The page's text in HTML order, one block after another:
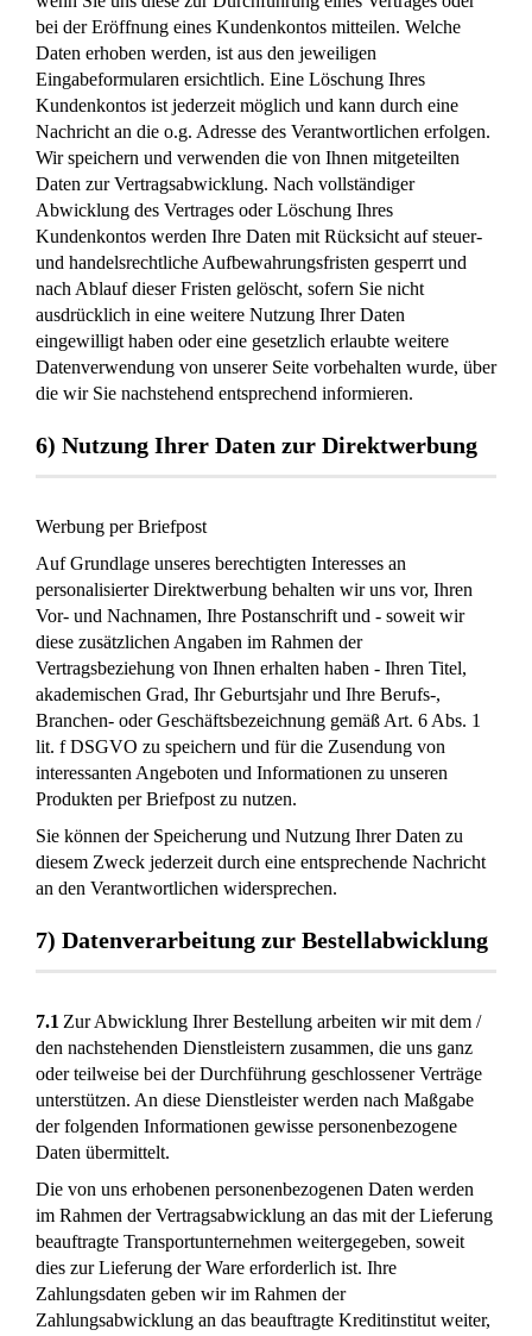
bei der Eröffnung eines Kundenkontos mitteilen. Welche
Daten erhoben werden, ist aus den jeweiligen
Eingabeformularen ersichtlich. Eine Löschung Ihres
Kundenkontos ist jederzeit möglich und kann durch eine
Nachricht an die o.g. Adresse des Verantwortlichen erfolgen.
Wir speichern und verwenden die von Ihnen mitgeteilten
Daten zur Vertragsabwicklung. Nach vollständiger
Abwicklung des Vertrages oder Löschung Ihres
Kundenkontos werden Ihre Daten mit Rücksicht auf steuer-
und handelsrechtliche Aufbewahrungsfristen gesperrt und
nach Ablauf dieser Fristen gelöscht, sofern Sie nicht
ausdrücklich in eine weitere Nutzung Ihrer Daten
eingewilligt haben oder eine gesetzlich erlaubte weitere
Datenverwendung von unserer Seite vorbehalten wurde, über
die wir Sie nachstehend entsprechend informieren.
6) Nutzung Ihrer Daten zur Direktwerbung
Werbung per Briefpost
Auf Grundlage unseres berechtigten Interesses an
personalisierter Direktwerbung behalten wir uns vor, Ihren
Vor- und Nachnamen, Ihre Postanschrift und - soweit wir
diese zusätzlichen Angaben im Rahmen der
Vertragsbeziehung von Ihnen erhalten haben - Ihren Titel,
akademischen Grad, Ihr Geburtsjahr und Ihre Berufs-,
Branchen- oder Geschäftsbezeichnung gemäß Art. 6 Abs. 1
lit. f DSGVO zu speichern und für die Zusendung von
interessanten Angeboten und Informationen zu unseren
Produkten per Briefpost zu nutzen.
Sie können der Speicherung und Nutzung Ihrer Daten zu
diesem Zweck jederzeit durch eine entsprechende Nachricht
an den Verantwortlichen widersprechen.
7) Datenverarbeitung zur Bestellabwicklung
7.1 Zur Abwicklung Ihrer Bestellung arbeiten wir mit dem /
den nachstehenden Dienstleistern zusammen, die uns ganz
oder teilweise bei der Durchführung geschlossener Verträge
unterstützen. An diese Dienstleister werden nach Maßgabe
der folgenden Informationen gewisse personenbezogene
Daten übermittelt.
Die von uns erhobenen personenbezogenen Daten werden
im Rahmen der Vertragsabwicklung an das mit der Lieferung
beauftragte Transportunternehmen weitergegeben, soweit
dies zur Lieferung der Ware erforderlich ist. Ihre
Zahlungsdaten geben wir im Rahmen der
Zahlungsabwicklung an das beauftragte Kreditinstitut weiter,